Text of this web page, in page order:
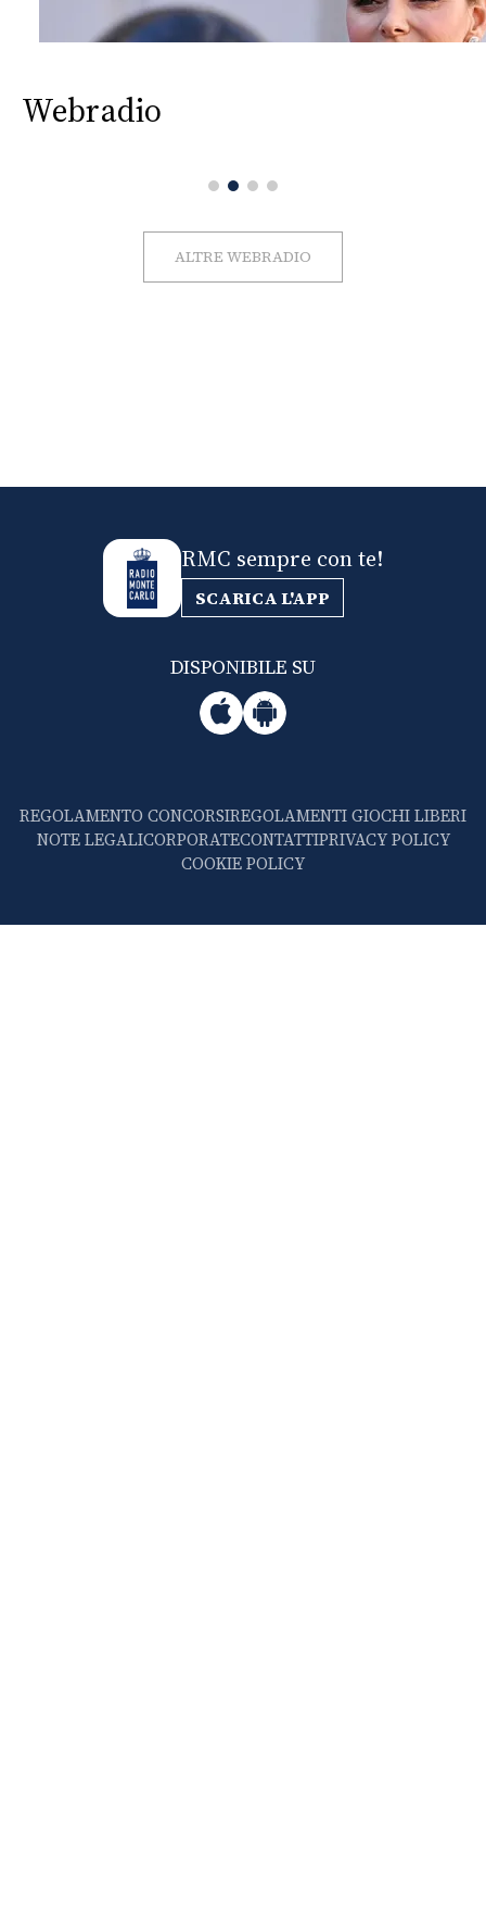
Webradio
ALTRE WEBRADIO
RMC sempre con te!
SCARICA L'APP
DISPONIBILE SU
REGOLAMENTO CONCORSIREGOLAMENTI GIOCHI LIBERI
NOTE LEGALICORPORATECONTATTIPRIVACY POLICY
COOKIE POLICY